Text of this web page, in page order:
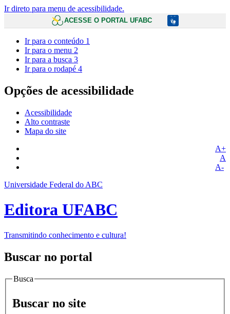
Ir direto para menu de acessibilidade.
ACESSE O PORTAL UFABC
Ir para o conteúdo 1
Ir para o menu 2
Ir para a busca 3
Ir para o rodapé 4
Opções de acessibilidade
Acessibilidade
Alto contraste
Mapa do site
A+
A
A-
Universidade Federal do ABC
Editora UFABC
Transmitindo conhecimento e cultura!
Buscar no portal
Busca
Buscar no site